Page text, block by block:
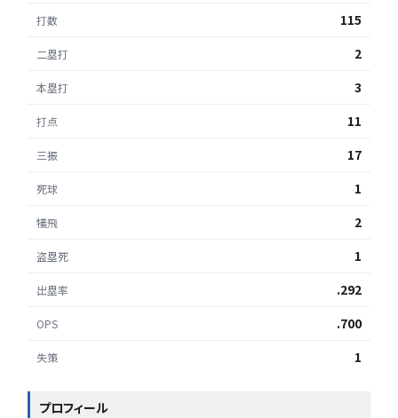
打数 115
二塁打 2
本塁打 3
打点 11
三振 17
死球 1
犠飛 2
盗塁死 1
出塁率 .292
OPS .700
失策 1
プロフィール